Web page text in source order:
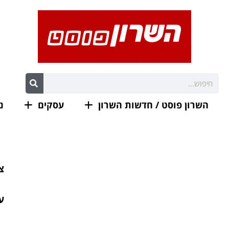
השרון פוסט / חדשות השרון עסקים